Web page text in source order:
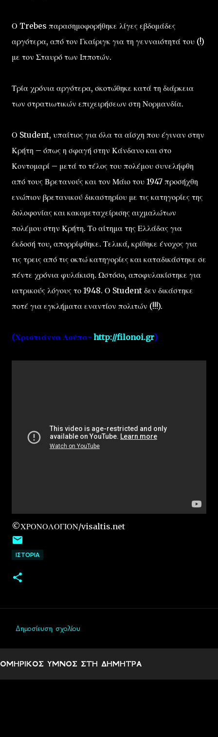
Ο Trebes παρασημοφορήθηκε λίγες εβδομάδες
αργότερα, από τον Γκαίριγκ για τη γενναιότητά του (!)
με τον Σταυρό των Ιπποτών.
Τρία χρόνια αργότερα, σκοτώθηκε κατά τη διάρκεια
των στρατιωτικών επιχειρήσεων στη Νορμανδία.
Ο Student, υπαίτιος για όλα τα αίσχη που έγιναν στην
Κρήτη – όπως η σφαγή στην Κάνδανο και στο
Κοντομαρί – μετά το τέλος του πολέμου συνελήφθη
από τους Βρετανούς και τον Μάιο του 1947 προσήχθη
ενώπιον βρετανικού δικαστηρίου με τις κατηγορίες της
δολοφονίας και κακομεταχείρισης αιχμαλώτων
πολέμου στην Κρήτη. Το αίτημα της Ελλάδας για
έκδοσή του, απορρίφθηκε. Τελικά, κρίθηκε ένοχος για
τις τρεις από τις οκτώ κατηγορίες και καταδικάστηκε σε
πέντε χρόνια φυλάκιση. Ωστόσο, αποφυλακίστηκε για
ιατρικούς λόγους το 1948. Ο Student δεν δικάστηκε
ποτέ για εγκλήματα εναντίον πολιτών (!!!).
(Χριστιάννα Λούπα- http://filonoi.gr)
©ΧΡΟΝΟΛΟΓΙΟΝ/visaltis.net
ΙΣΤΟΡΙΑ
ό
λ
Δημοσίευση σχολίου
ΟΜΗΡΙΚΟΣ ΥΜΝΟΣ ΣΤΗ ΔΗΜΗΤΡΑ